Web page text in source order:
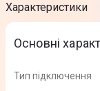
Характеристики
Основні
Тип підключення